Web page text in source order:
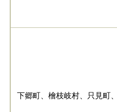
下郷町、檜枝岐村、只見町